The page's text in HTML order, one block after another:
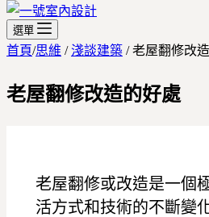
選單
首頁/思維 / 淺談建築 / 老屋翻修改
老屋翻修改造的好處
老屋翻修或改造是一個
活方式和技術的不斷變